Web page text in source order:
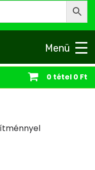
Menü
0 tétel 0 Ft